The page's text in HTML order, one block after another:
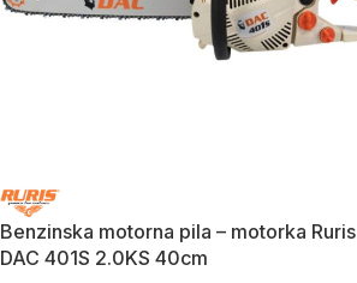
Benzinska motorna pila – motorka Ruris
DAC 401S 2.0KS 40cm